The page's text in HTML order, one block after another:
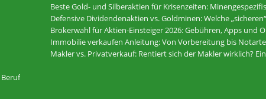
Beste Gold- und Silberaktien für Krisenzeiten:
Defensive Dividendenaktien vs. Goldminen: Welche
Brokerwahl für Aktien-Einsteiger 2026: Gebühren, Apps und
Immobilie verkaufen Anleitung: Von Vorbereitung bis
Makler vs. Privatverkauf: Rentiert sich der Makler wirklich?